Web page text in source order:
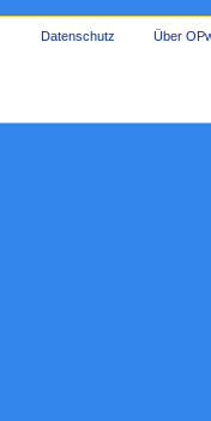
Datenschutz Über